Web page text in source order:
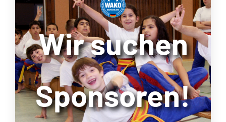
Wir suchen
Sponsoren!